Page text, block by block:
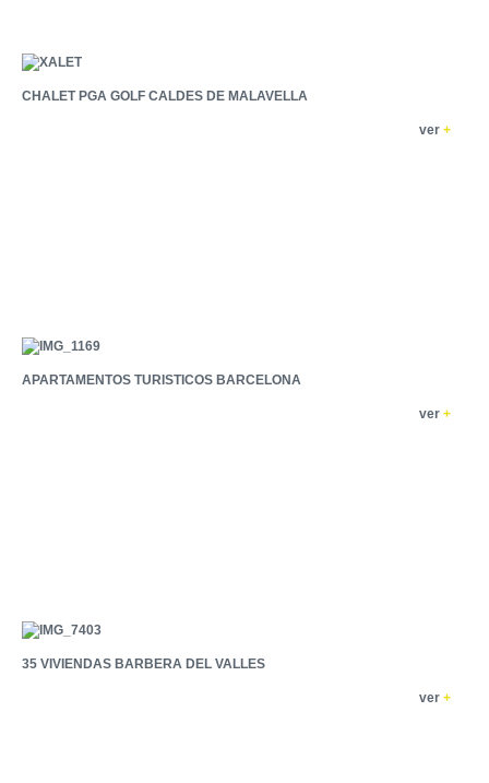
CHALET PGA GOLF CALDES DE MALAVELLA
ver +
APARTAMENTOS TURISTICOS BARCELONA
ver +
35 VIVIENDAS BARBERA DEL VALLES
ver +